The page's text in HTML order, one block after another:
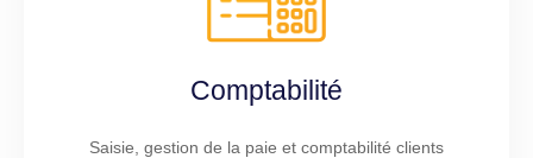
Comptabilité
Saisie, gestion de la paie et comptabilité clients